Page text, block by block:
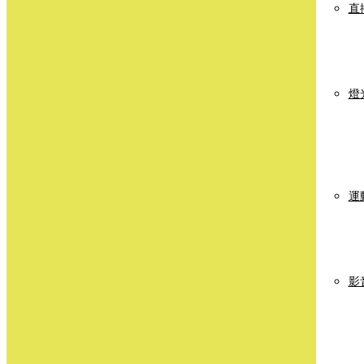
直
燈
運
影